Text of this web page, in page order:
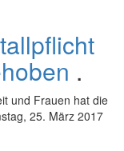
.
und Frauen hat die
25. März 2017